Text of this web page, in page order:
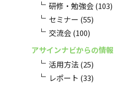
研修・勉強会(103)
セミナー (55)
交流会(100)
アサインナビからの情報
活用方法(25)
レポート (33)